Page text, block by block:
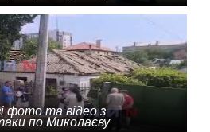
фото та відео з
по Миколаєву